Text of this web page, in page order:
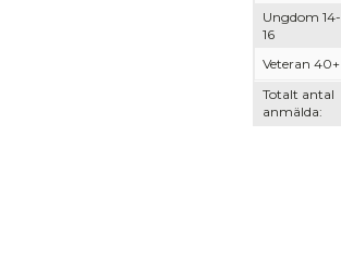
Totalt antal
anmälda:
Ungdom 14-
16
Veteran 40+